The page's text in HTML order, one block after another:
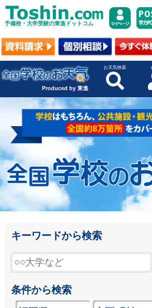
予備校・大学受験の東進ドットコム
Produced by 東進
お天気検索
キーワードから検索
条件から検索